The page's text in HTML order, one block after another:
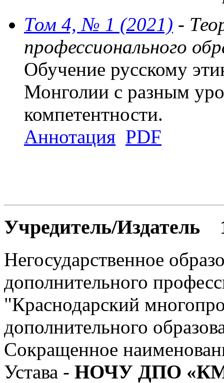
Том 4, № 1 (2021) -
профессионального
Обучение русскому
Монголии с разным
компетентности.
Аннотация PDF
Учредитель/Издатель
Негосударственное
дополнительного
"Краснодарский
дополнительного
Сокращенное
Устава - НОЧУ ДПО